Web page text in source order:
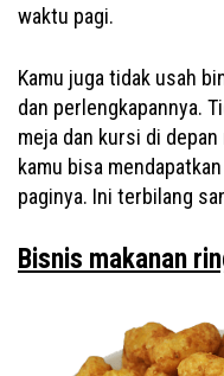
waktu pagi.
Kamu juga tidak usah
dan perlengkapannya.
meja dan kursi di
kamu bisa
paginya. Ini terbilang
Bisnis makanan